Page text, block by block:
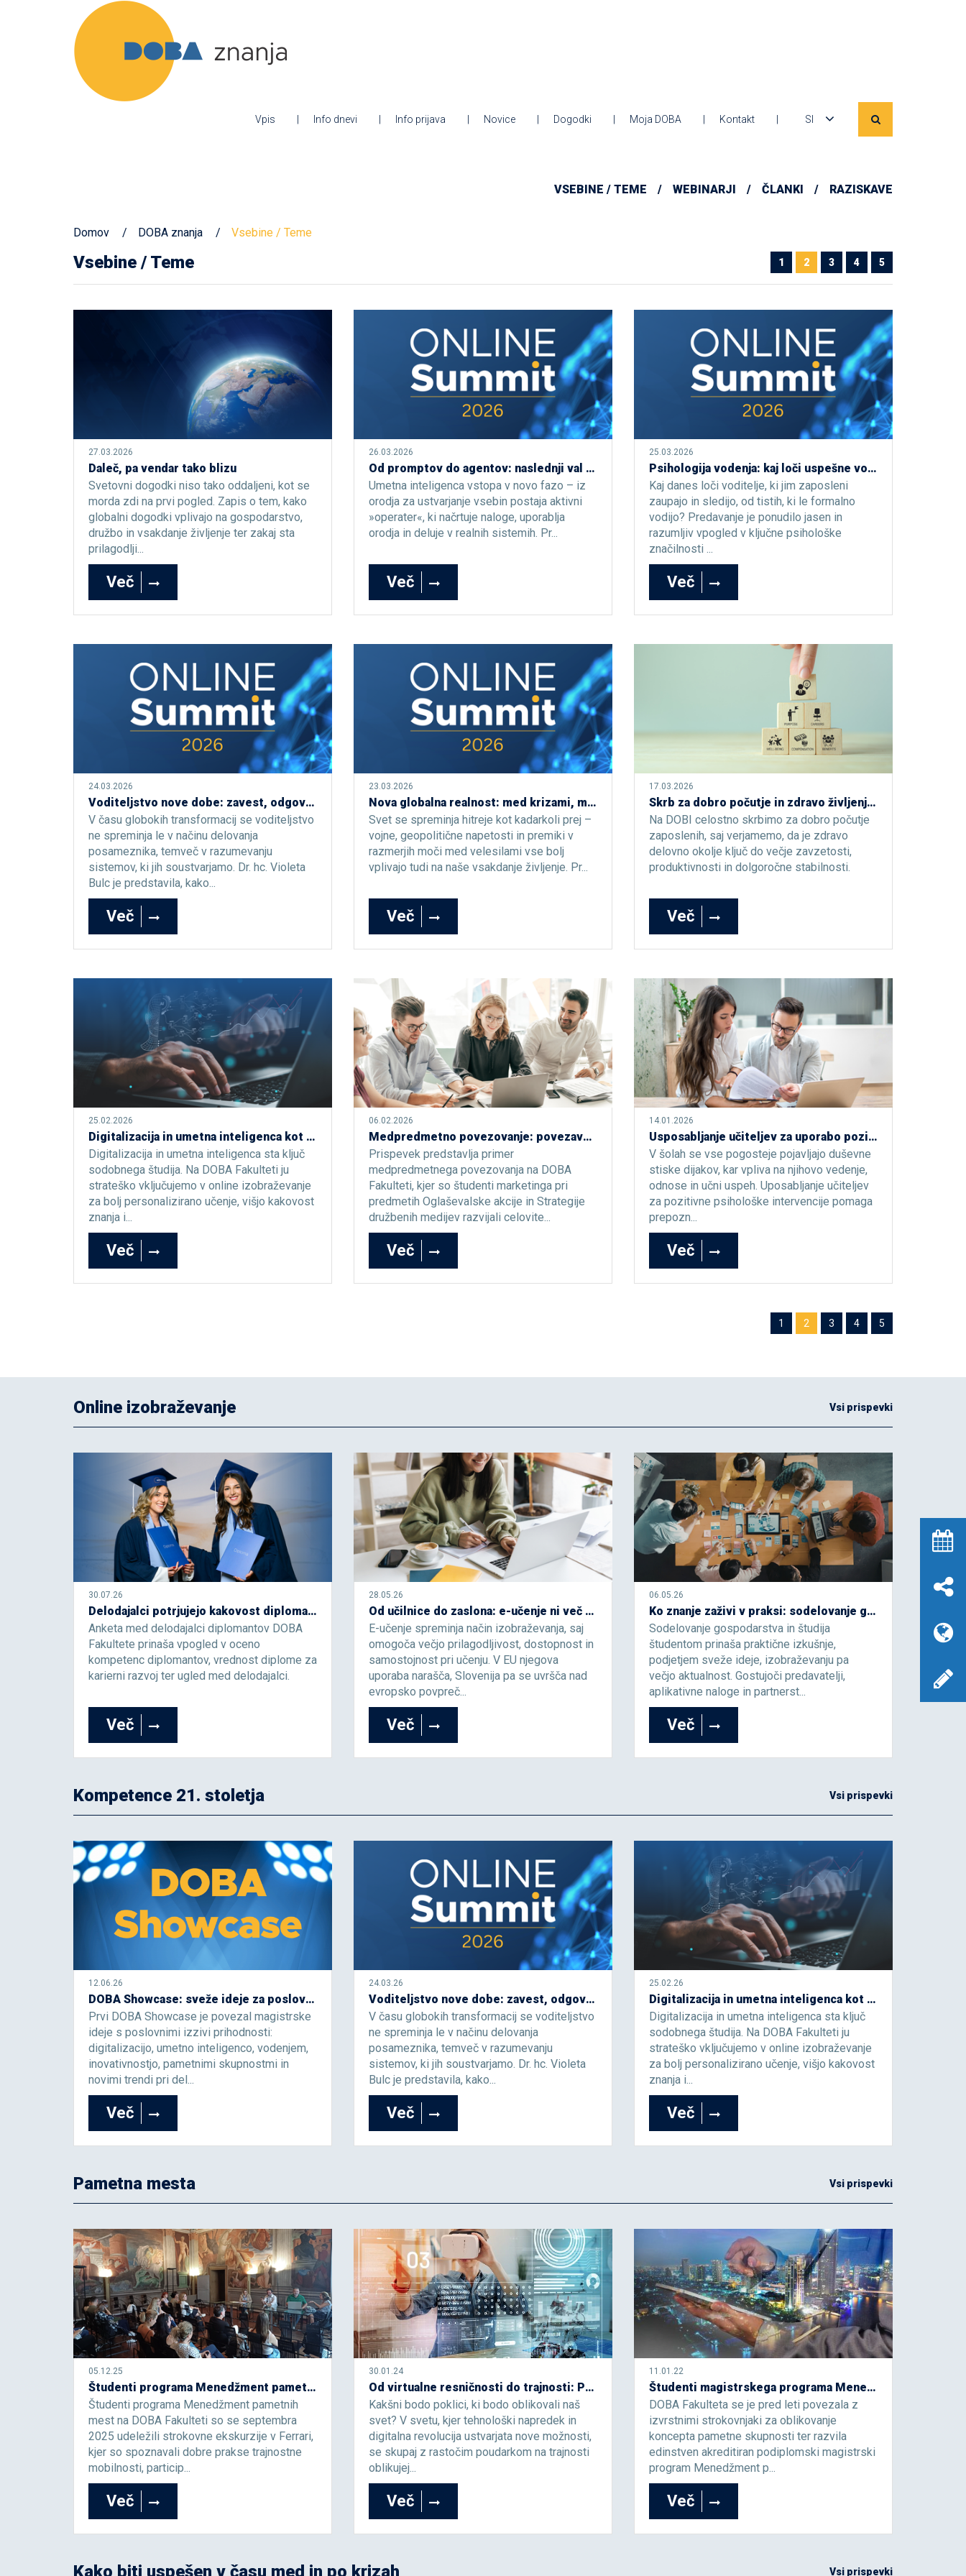
Vpis Info dnevi Info prijava Novice Dogodki Moja DOBA Kontakt SI
VSEBINE / TEME WEBINARJI ČLANKI RAZISKAVE
Domov DOBA znanja Vsebine / Teme
Vsebine / Teme 1 2 3 4 5
27.03.2026
Daleč, pa vendar tako blizu
Svetovni dogodki niso tako oddaljeni, kot se
morda zdi na prvi pogled. Zapis o tem, kako
globalni dogodki vplivajo na gospodarstvo,
družbo in vsakdanje življenje ter zakaj sta
prilagodlji...
Več
26.03.2026
Od promptov do agentov: naslednji val umetne inteligence
Umetna inteligenca vstopa v novo fazo – iz
orodja za ustvarjanje vsebin postaja aktivni
»operater«, ki načrtuje naloge, uporablja
orodja in deluje v realnih sistemih. Pr...
Več
25.03.2026
Psihologija vodenja: kaj loči uspešne voditelje od neuspešnih?
Kaj danes loči voditelje, ki jim zaposleni
zaupajo in sledijo, od tistih, ki le formalno
vodijo? Predavanje je ponudilo jasen in
razumljiv vpogled v ključne psihološke
značilnosti ...
Več
24.03.2026
Voditeljstvo nove dobe: zavest, odgovornost in pogum v času sprememb
V času globokih transformacij se voditeljstvo
ne spreminja le v načinu delovanja
posameznika, temveč v razumevanju
sistemov, ki jih soustvarjamo. Dr. hc. Violeta
Bulc je predstavila, kako...
Več
23.03.2026
Nova globalna realnost: med krizami, močjo in negotovostjo [Online Summit 2026]
Svet se spreminja hitreje kot kadarkoli prej –
vojne, geopolitične napetosti in premiki v
razmerjih moči med velesilami vse bolj
vplivajo tudi na naše vsakdanje življenje. Pr...
Več
17.03.2026
Skrb za dobro počutje in zdravo življenje na DOBI: naložba v zavzetost in odličnost
Na DOBI celostno skrbimo za dobro počutje
zaposlenih, saj verjamemo, da je zdravo
delovno okolje ključ do večje zavzetosti,
produktivnosti in dolgoročne stabilnosti.
Več
25.02.2026
Digitalizacija in umetna inteligenca kot temelj sodobnega študijskega procesa
Digitalizacija in umetna inteligenca sta ključ
sodobnega študija. Na DOBA Fakulteti ju
strateško vključujemo v online izobraževanje
za bolj personalizirano učenje, višjo kakovost
znanja i...
Več
06.02.2026
Medpredmetno povezovanje: povezava oglaševalskih akcij in družbenih medijev
Prispevek predstavlja primer
medpredmetnega povezovanja na DOBA
Fakulteti, kjer so študenti marketinga pri
predmetih Oglaševalske akcije in Strategije
družbenih medijev razvijali celovite...
Več
14.01.2026
Usposabljanje učiteljev za uporabo pozitivnih psiholoških intervencij v podporo dobremu počutju in duševnemu zdravju dijakov
V šolah se vse pogosteje pojavljajo duševne
stiske dijakov, kar vpliva na njihovo vedenje,
odnose in učni uspeh. Uposabljanje učiteljev
za pozitivne psihološke intervencije pomaga
prepozn...
Več
1 2 3 4 5
Online izobraževanje Vsi prispevki
30.07.26
Delodajalci potrjujejo kakovost diplomantov DOBA Fakultete
Anketa med delodajalci diplomantov DOBA
Fakultete prinaša vpogled v oceno
kompetenc diplomantov, vrednost diplome za
karierni razvoj ter ugled med delodajalci.
Več
28.05.26
Od učilnice do zaslona: e-učenje ni več alternativa, ampak prihodnost izobraževanja
E-učenje spreminja način izobraževanja, saj
omogoča večjo prilagodljivost, dostopnost in
samostojnost pri učenju. V EU njegova
uporaba narašča, Slovenija pa se uvršča nad
evropsko povpreč...
Več
06.05.26
Ko znanje zaživi v praksi: sodelovanje gospodarstva in študija, ki ustvarja dodano vrednost
Sodelovanje gospodarstva in študija
študentom prinaša praktične izkušnje,
podjetjem sveže ideje, izobraževanju pa
večjo aktualnost. Gostujoči predavatelji,
aplikativne naloge in partnerst...
Več
Kompetence 21. stoletja Vsi prispevki
12.06.26
DOBA Showcase: sveže ideje za poslovne izzive prihodnosti
Prvi DOBA Showcase je povezal magistrske
ideje s poslovnimi izzivi prihodnosti:
digitalizacijo, umetno inteligenco, vodenjem,
inovativnostjo, pametnimi skupnostmi in
novimi trendi pri del...
Več
24.03.26
Voditeljstvo nove dobe: zavest, odgovornost in pogum v času sprememb
V času globokih transformacij se voditeljstvo
ne spreminja le v načinu delovanja
posameznika, temveč v razumevanju
sistemov, ki jih soustvarjamo. Dr. hc. Violeta
Bulc je predstavila, kako...
Več
25.02.26
Digitalizacija in umetna inteligenca kot temelj sodobnega študijskega procesa
Digitalizacija in umetna inteligenca sta ključ
sodobnega študija. Na DOBA Fakulteti ju
strateško vključujemo v online izobraževanje
za bolj personalizirano učenje, višjo kakovost
znanja i...
Več
Pametna mesta Vsi prispevki
05.12.25
Študenti programa Menedžment pametnih mest na strokovni ekskurziji v italijanski Ferrari
Študenti programa Menedžment pametnih
mest na DOBA Fakulteti so se septembra
2025 udeležili strokovne ekskurzije v Ferrari,
kjer so spoznavali dobre prakse trajnostne
mobilnosti, particip...
Več
30.01.24
Od virtualne resničnosti do trajnosti: Poklici prihodnosti
Kakšni bodo poklici, ki bodo oblikovali naš
svet? V svetu, kjer tehnološki napredek in
digitalna revolucija ustvarjata nove možnosti,
se skupaj z rastočim poudarkom na trajnosti
oblikujej...
Več
11.01.22
Študenti magistrskega programa Menedžment pametnih mest med študijem spoznavajo najboljšo prakso v svetu in v Sloveniji
DOBA Fakulteta se je pred leti povezala z
izvrstnimi strokovnjaki za oblikovanje
koncepta pametne skupnosti ter razvila
edinstven akreditiran podiplomski magistrski
program Menedžment p...
Več
Kako biti uspešen v času med in po krizah Vsi prispevki